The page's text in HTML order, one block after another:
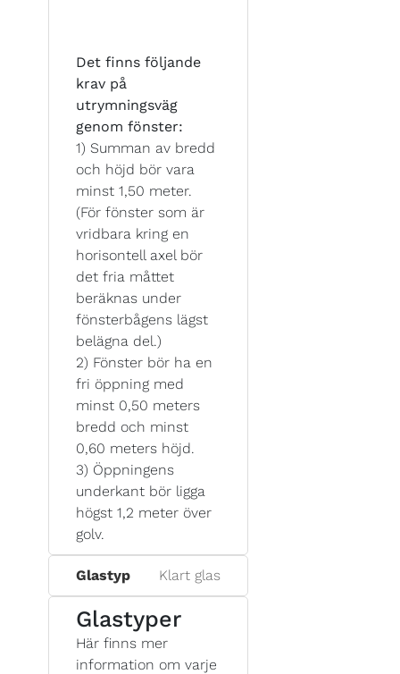
Det finns följande
krav på
utrymningsväg
genom fönster:
1) Summan av bredd
och höjd bör vara
minst 1,50 meter.
(För fönster som är
vridbara kring en
horisontell axel bör
det fria måttet
beräknas under
fönsterbågens lägst
belägna del.)
2) Fönster bör ha en
fri öppning med
minst 0,50 meters
bredd och minst
0,60 meters höjd.
3) Öppningens
underkant bör ligga
högst 1,2 meter över
golv.
Glastyp Klart glas
Glastyper
Här finns mer
information om varje